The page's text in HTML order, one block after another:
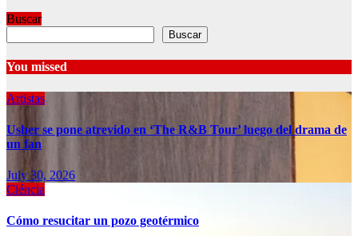
Buscar
Buscar
You missed
Artistas
Usher se pone atrevido en ‘The R&B Tour’ luego del drama de
un fan
July 30, 2026
Ciéncia
Cómo resucitar un pozo geotérmico